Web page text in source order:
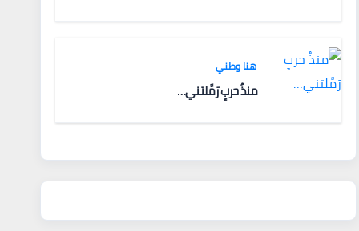
هنا وطني
منذُ حربٍ رَمَّلتني…